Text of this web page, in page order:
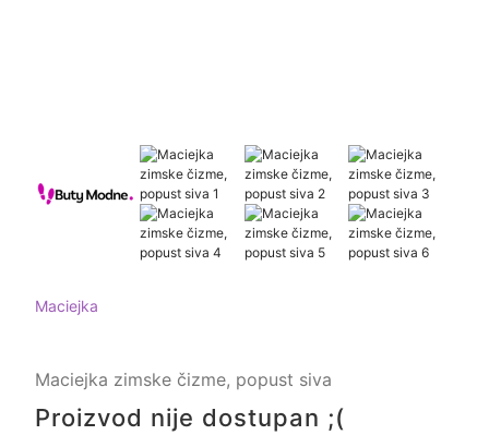
Maciejka
Maciejka zimske čizme, popust siva
Proizvod nije dostupan ;(